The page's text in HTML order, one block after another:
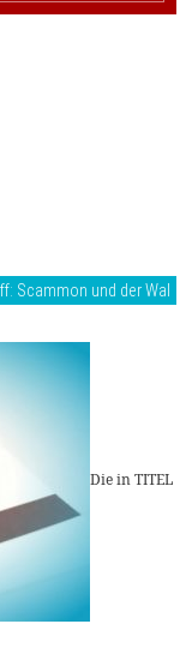
Scammon und der Wal
Die in TITEL